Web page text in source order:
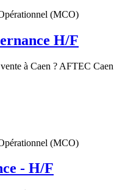
(MCO)
H/F
à Caen ? AFTEC Caen
(MCO)
- H/F